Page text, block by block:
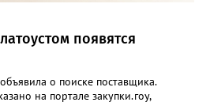
появятся
о поиске поставщика.
на портале закупки.гоу,